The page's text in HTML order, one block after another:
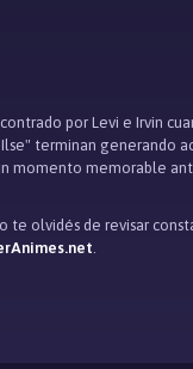
por Levi e Irvin
terminan generando
momento memorable
te olvidés de revisar
.